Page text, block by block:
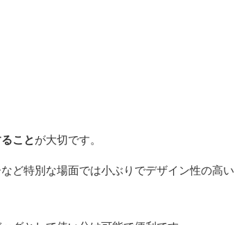
ことが大切です。
ど特別な場面では小ぶりでデザイン性の高い